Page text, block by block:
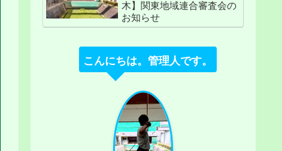
木】関東地域連合審査会の
お知らせ
こんにちは。管理人です。